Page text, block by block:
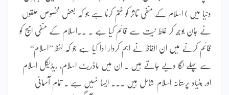
دنیا میں ) اسلام کے منفی تاثر کو ختم کرنا ہے جو کہ بعض مخصوص حلقوں
نے جان بوجھ کر غلط نیت سے قائم کیا ہے ۔ ۔۔اسلام کے منفی امیج کو
قائم کرنے میں ان الفاظ نے اہم کردار ادا کیا ہے جو کہ لفظ ’’اسلام‘‘
سے پہلے لگا دیے جاتے ہیں ۔ ان میں ماڈریٹ اسلام، ریڈیکل اسلام
اور بنیاد پرستانہ اسلام شامل ہیں ۔۔۔ ایسا نہیں ہے ۔ تمام آسمانی